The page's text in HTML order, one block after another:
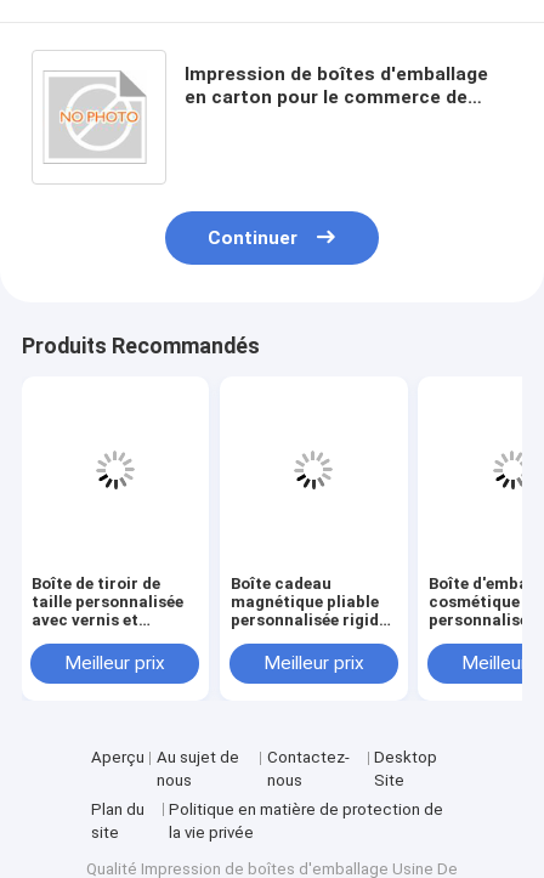
Impression de boîtes d'emballage
en carton pour le commerce de
Continuer
Produits Recommandés
Boîte de tiroir de
taille personnalisée
avec vernis et
mat pour emballage
cosmétique
Meilleur prix
Boîte cadeau
magnétique pliable
personnalisée rigide
3-7 jours de temps
d'échantillonnage et
Meilleur prix
Boîte
cosmétique à
personnalisé
et tempsMeilleur
Aperçu
Au sujet de
nous
Contactez-
nous
Desktop
Site
Plan du
site
Politique en matière de protection de
la vie privée
Qualité Impression de boîtes d'emballage Usine De